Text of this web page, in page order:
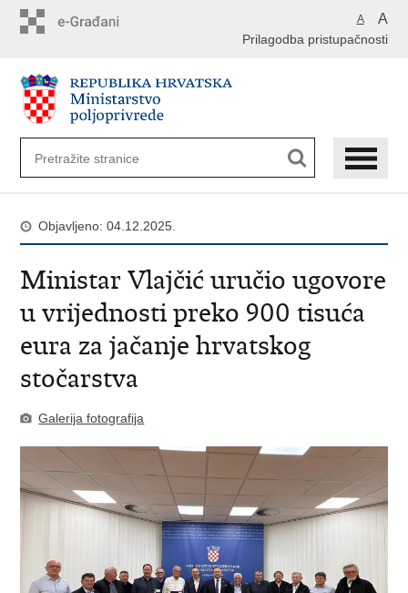
A A
Prilagodba pristupačnosti
Objavljeno: 04.12.2025.
Ministar Vlajčić uručio ugovore
u vrijednosti preko 900 tisuća
eura za jačanje hrvatskog
stočarstva
Galerija fotografija